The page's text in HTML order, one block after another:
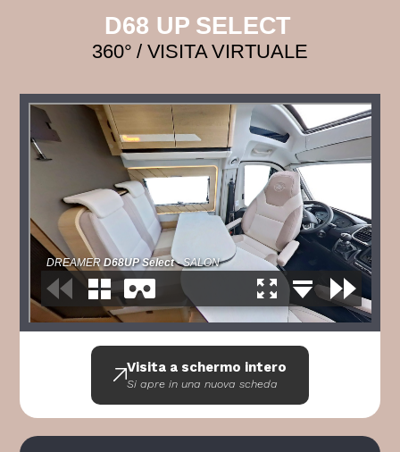
D68 UP SELECT
360° / VISITA VIRTUALE
Visita a schermo intero
Si apre in una nuova scheda